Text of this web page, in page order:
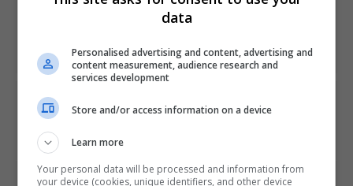
Share This
Nintendo fará transmissão dedicada a Animal Crossing:
NEXT ARTICLE
data
Personalised advertising and content, advertising and
content measurement, audience research and
services development
Store and/or access information on a device
Learn more
Your personal data will be processed and information from
your device (cookies, unique identifiers, and other device